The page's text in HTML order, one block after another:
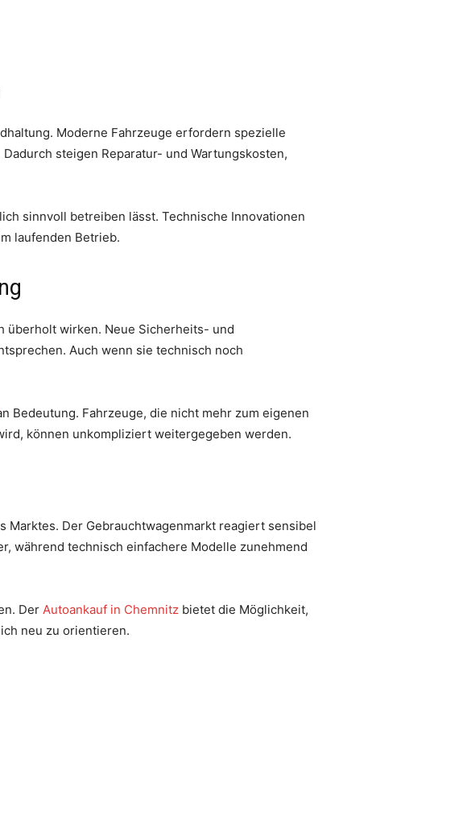
Moderne Fahrzeuge erfordern spezielle
steigen Reparatur- und Wartungskosten,
sinnvoll betreiben lässt. Technische Innovationen
laufenden Betrieb.
überholt wirken. Neue Sicherheits- und
Auch wenn sie technisch noch
Bedeutung. Fahrzeuge, die nicht mehr zum eigenen
können unkompliziert weitergegeben werden.
Marktes. Der Gebrauchtwagenmarkt reagiert sensibel
während technisch einfachere Modelle zunehmend
Der Autoankauf in Chemnitz bietet die Möglichkeit,
neu zu orientieren.